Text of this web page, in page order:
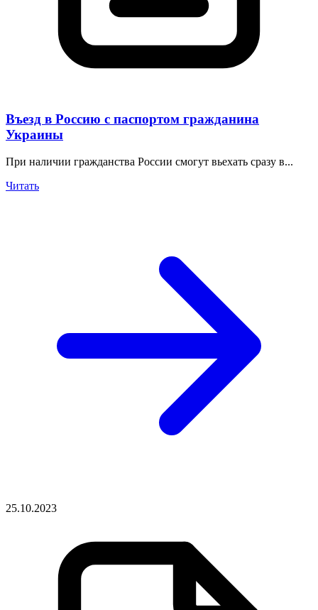
Въезд в Россию с паспортом гражданина
Украины
При наличии гражданства России смогут вьехать сразу в...
Читать
25.10.2023